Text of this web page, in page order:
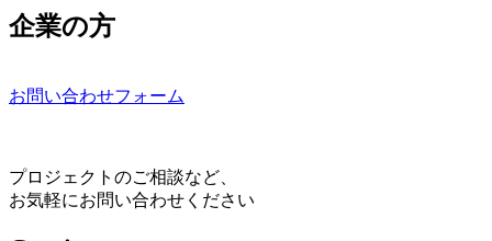
企業の方
お問い合わせフォーム
プロジェクトのご相談など、
お気軽にお問い合わせください